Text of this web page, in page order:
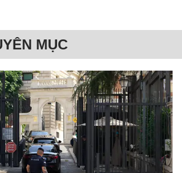
MỤC